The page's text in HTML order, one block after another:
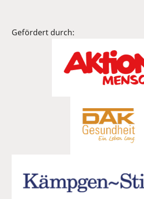
Gefördert durch: